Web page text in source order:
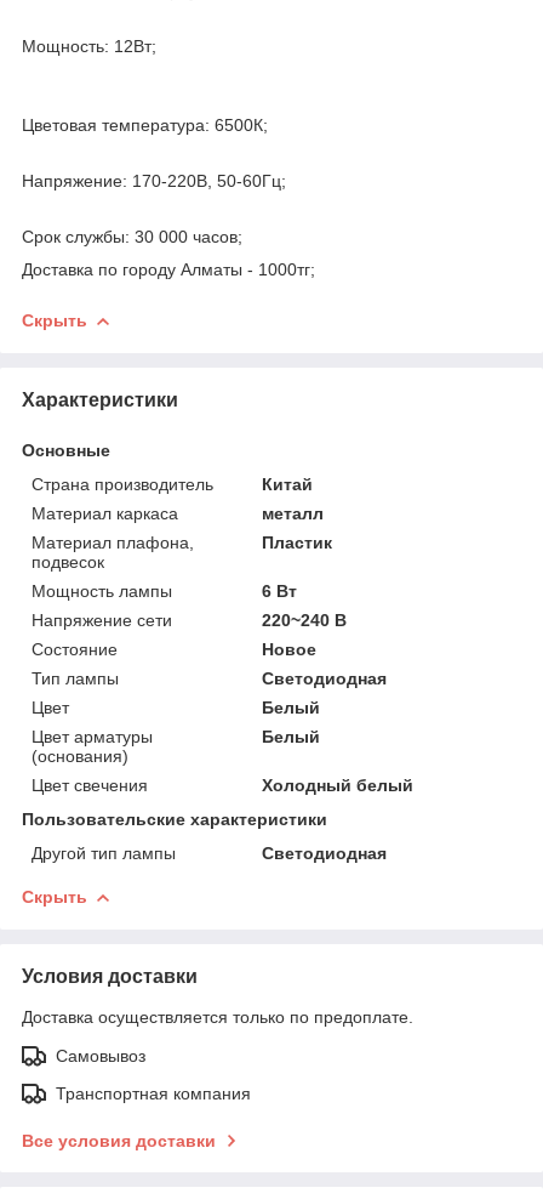
Мощность: 12Вт;
Цветовая температура: 6500К;
Напряжение: 170-220В, 50-60Гц;
Срок службы: 30 000 часов;
Доставка по городу Алматы - 1000тг;
Скрыть
Характеристики
Основные
Страна производитель
Китай
Материал каркаса
металл
Материал плафона,
подвесок
Пластик
Мощность лампы
6 Вт
Напряжение сети
220~240 В
Состояние
Новое
Тип лампы
Светодиодная
Цвет
Белый
Цвет арматуры
(основания)
Белый
Цвет свечения
Холодный белый
Пользовательские характеристики
Другой тип лампы
Светодиодная
Скрыть
Условия доставки
Доставка осуществляется только по предоплате.
Самовывоз
Транспортная компания
Все условия доставки